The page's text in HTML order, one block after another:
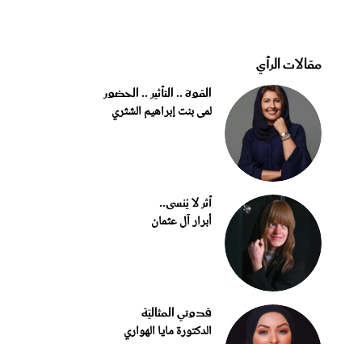
مقالات الرأي
القوة .. التأثير .. الحضور
لمى بنت إبراهيم الشثري
أثر لا يُنسى..
أبرار آل عثمان
قدوتي المثاليّة
الدكتورة مايا الهواري